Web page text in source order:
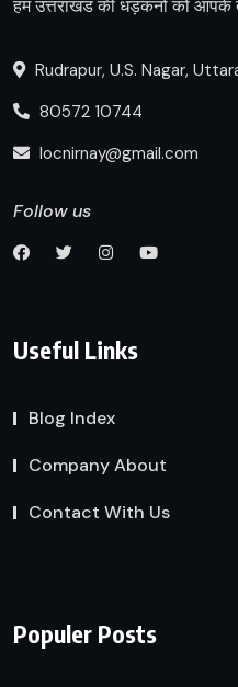
हम उत्तराखंड की धड़कनों को आपके
Rudrapur, U.S. Nagar,
80572 10744
locnirnay@gmail.com
Follow us
Useful Links
Blog Index
Company About
Contact With Us
Populer Posts